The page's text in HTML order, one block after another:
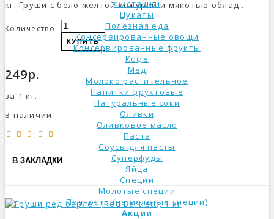
Фисташки
Цукаты
Полезная еда
Консервированные овощи
Консервированные фрукты
Кофе
Мед
Молоко растительное
Напитки фруктовые
Натуральные соки
Оливки
Оливковое масло
Паста
Соусы для пасты
Суперфуды
Яйца
Специи
Молотые специи
Пряности (не молотые специи)
Акции
кг. Груши с бело-желтой кожурой и мякотью облад..
Количество
КУПИТЬ
249р.
за 1 кг.
В наличии
В ЗАКЛАДКИ